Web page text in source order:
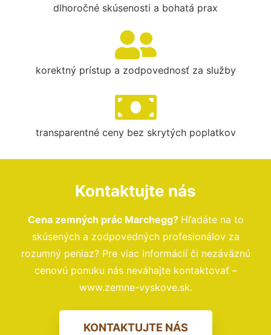
dlhoročné skúsenosti a bohatá prax
korektný prístup a zodpovednosť za služby
transparentné ceny bez skrytých poplatkov
Kontaktujte nás
Cena zemných prác Marchegg? Hľadáte na to
skúsených a zodpovedných profesionálov za
rozumný peniaz? Pre viac informácií či nezáväznú
cenovú ponuku nás neváhajte kontaktovať –
www.zemne-vyskove.sk.
KONTAKTUJTE NÁS